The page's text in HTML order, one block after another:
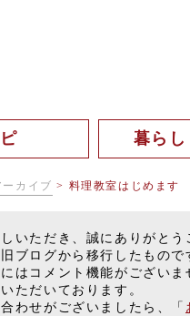
暮ら
ーカイブ > 料理教室はじめます
いただき、誠にありがとう
ブログから移行したもの
はコメント機能がござい
ただいております。
わせがございましたら、「